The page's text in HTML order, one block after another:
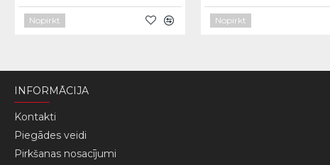
Nopirkt Nopirkt
INFORMĀCIJA
Kontakti
Piegādes veidi
Pirkšanas nosacījumi